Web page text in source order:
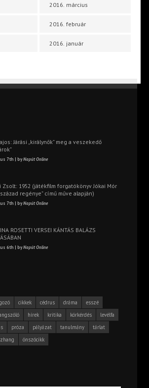
2016. március
2016. február
2016. január
Járási „királynők” meg a veszekedő
7th | byNapút Online
Zsolt: 1952 (játékfilm forgatókönyv Jókai Mór
regénye” című műve alapján)
7th | byNapút Online
ROSETTI VERSEI KÁNTÁS BALÁZS
6th | byNapút Online
cikkek cédrus dráma
esszé
hírek kritika körkérdés
levélfa
próza pályázat tanulmány
tárlat
önszócikk